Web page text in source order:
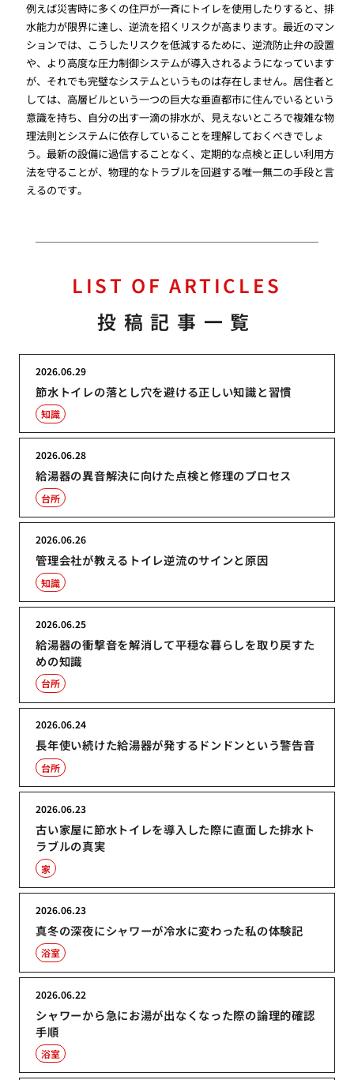
例えば災害時に多くの住戸が一斉にトイレを使用したりすると、排
水能力が限界に達し、逆流を招くリスクが高まります。最近のマン
ションでは、こうしたリスクを低減するために、逆流防止弁の設置
や、より高度な圧力制御システムが導入されるようになっています
が、それでも完璧なシステムというものは存在しません。居住者と
しては、高層ビルという一つの巨大な垂直都市に住んでいるという
意識を持ち、自分の出す一滴の排水が、見えないところで複雑な物
理法則とシステムに依存していることを理解しておくべきでしょ
う。最新の設備に過信することなく、定期的な点検と正しい利用方
法を守ることが、物理的なトラブルを回避する唯一無二の手段と言
えるのです。
LIST OF ARTICLES
投稿記事一覧
節水トイレの落とし穴を避ける正しい知識と習慣
2026.06.29
知識
給湯器の異音解決に向けた点検と修理のプロセス
2026.06.28
台所
管理会社が教えるトイレ逆流のサインと原因
2026.06.26
知識
給湯器の衝撃音を解消して平穏な暮らしを取り戻すた
めの知識
2026.06.25
台所
長年使い続けた給湯器が発するドンドンという警告音
2026.06.24
台所
古い家屋に節水トイレを導入した際に直面した排水ト
ラブルの真実
2026.06.23
家
真冬の深夜にシャワーが冷水に変わった私の体験記
2026.06.23
浴室
シャワーから急にお湯が出なくなった際の論理的確認
手順
2026.06.22
浴室